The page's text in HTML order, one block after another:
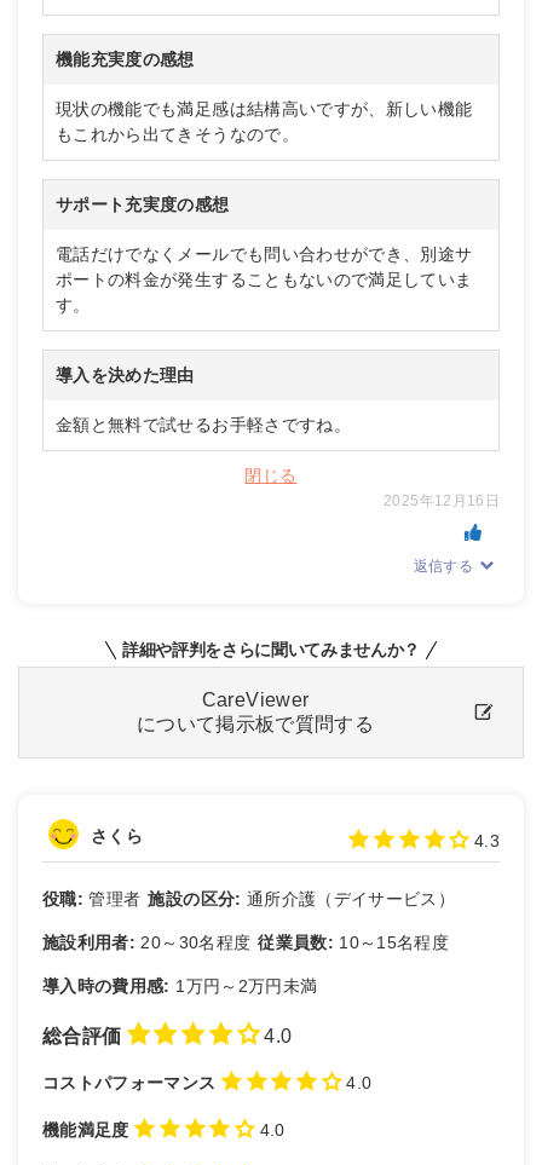
機能充実度の感想
現状の機能でも満足感は結構高いですが、新しい機能
もこれから出てきそうなので。
サポート充実度の感想
電話だけでなくメールでも問い合わせができ、別途サ
ポートの料金が発生することもないので満足していま
す。
導入を決めた理由
金額と無料で試せるお手軽さですね。
閉じる
2025年12月16日
返信する
詳細や評判をさらに聞いてみませんか？
CareViewer
について掲示板で質問する
さくら 4.3
役職: 管理者 施設の区分: 通所介護（デイサービス）
施設利用者: 20～30名程度 従業員数: 10～15名程度
導入時の費用感: 1万円～2万円未満
総合評価 4.0
コストパフォーマンス 4.0
機能満足度 4.0